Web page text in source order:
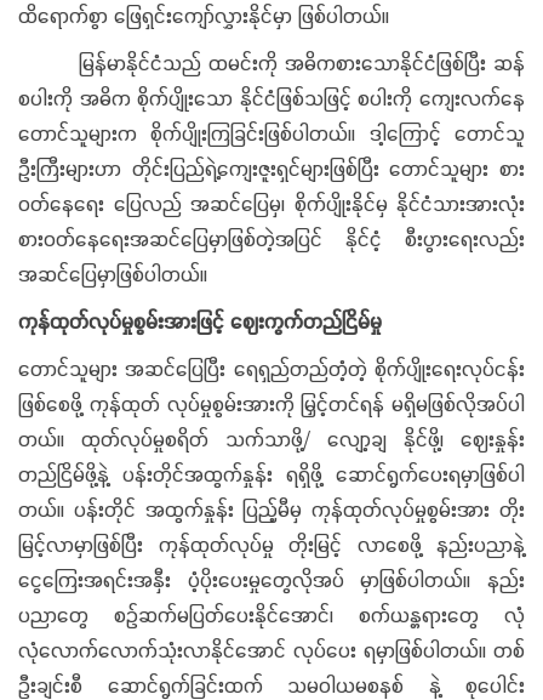
ထိရောက်စွာ ဖြေရှင်းကျော်လွှားနိုင်မှာ ဖြစ်ပါတယ်။
မြန်မာနိုင်ငံသည် ထမင်းကို အဓိကစားသောနိုင်ငံဖြစ်ပြီး ဆန်
စပါးကို အဓိက စိုက်ပျိုးသော နိုင်ငံဖြစ်သဖြင့် စပါးကို ကျေးလက်နေ
တောင်သူများက စိုက်ပျိုးကြခြင်းဖြစ်ပါတယ်။ ဒါ့ကြောင့် တောင်သူ
ဦးကြီးများဟာ တိုင်းပြည်ရဲ့ကျေးဇူးရှင်များဖြစ်ပြီး တောင်သူများ စား
ဝတ်နေရေး ပြေလည် အဆင်ပြေမှ၊ စိုက်ပျိုးနိုင်မှ နိုင်ငံသားအားလုံး
စားဝတ်နေရေးအဆင်ပြေမှာဖြစ်တဲ့အပြင် နိုင်ငံ့ စီးပွားရေးလည်း
အဆင်ပြေမှာဖြစ်ပါတယ်။
ကုန်ထုတ်လုပ်မှုစွမ်းအားဖြင့် ဈေးကွက်တည်ငြိမ်မှု
တောင်သူများ အဆင်ပြေပြီး ရေရှည်တည်တံ့တဲ့ စိုက်ပျိုးရေးလုပ်ငန်း
ဖြစ်စေဖို့ ကုန်ထုတ် လုပ်မှုစွမ်းအားကို မြှင့်တင်ရန် မရှိမဖြစ်လိုအပ်ပါ
တယ်။ ထုတ်လုပ်မှုစရိတ် သက်သာဖို့/ လျော့ချ နိုင်ဖို့၊ ဈေးနှုန်း
တည်ငြိမ်ဖို့နဲ့ ပန်းတိုင်အထွက်နှုန်း ရရှိဖို့ ဆောင်ရွက်ပေးရမှာဖြစ်ပါ
တယ်။ ပန်းတိုင် အထွက်နှုန်း ပြည့်မီမှ ကုန်ထုတ်လုပ်မှုစွမ်းအား တိုး
မြင့်လာမှာဖြစ်ပြီး ကုန်ထုတ်လုပ်မှု တိုးမြင့် လာစေဖို့ နည်းပညာနဲ့
ငွေကြေးအရင်းအနှီး ပံ့ပိုးပေးမှုတွေလိုအပ် မှာဖြစ်ပါတယ်။ နည်း
ပညာတွေ စဉ်ဆက်မပြတ်ပေးနိုင်အောင်၊ စက်ယန္တရားတွေ လုံ
လုံလောက်လောက်သုံးလာနိုင်အောင် လုပ်ပေး ရမှာဖြစ်ပါတယ်။ တစ်
ဦးချင်းစီ ဆောင်ရွက်ခြင်းထက် သမဝါယမစနစ် နဲ့ စုပေါင်း